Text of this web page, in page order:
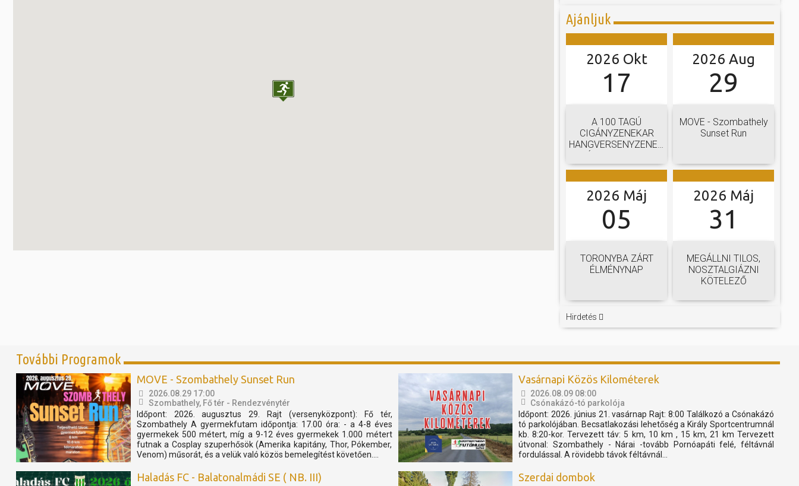
Ajánljuk
2026 Okt
17
A 100 TAGÚ
CIGÁNYZENEKAR
HANGVERSENYZENEKARI
2026 Aug
29
MOVE - Szombathely
Sunset Run
2026 Máj
05
TORONYBA ZÁRT
ÉLMÉNYNAP
2026 Máj
31
MEGÁLLNI TILOS,
NOSZTALGIÁZNI
KÖTELEZŐ
Hirdetés
További Programok
MOVE - Szombathely Sunset Run
2026.08.29 17:00
Szombathely, Fő tér - Rendezvénytér
Időpont: 2026. augusztus 29. Rajt (versenyközpont): Fő tér,
Szombathely A gyermekfutam időpontja: 17.00 óra: - a 4-8 éves
gyermekek 500 métert, míg a 9-12 éves gyermekek 1.000 métert
futnak a Cosplay szuperhősök (Amerika kapitány, Thor, Pókember,
Venom) műsorát, és a velük való közös bemelegítést követően....
Vasárnapi Közös Kilométerek
2026.08.09 08:00
Csónakázó-tó parkolója
Időpont: 2026. június 21. vasárnap Rajt: 8:00 Találkozó a Csónakázó
tó parkolójában. Becsatlakozási lehetőség a Király Sportcentrumnál
kb. 8:20-kor. Tervezett táv: 5 km, 10 km , 15 km, 21 km Tervezett
útvonal: Szombathely - Nárai -tovább Pornóapáti felé, féltávnál
fordulással. A rövidebb távok féltávnál...
Haladás FC - Balatonalmádi SE ( NB. III) Szerdai dombok